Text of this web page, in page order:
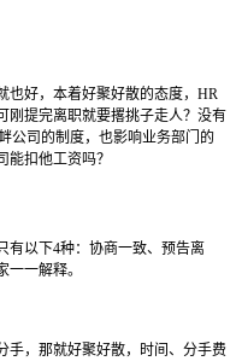
也好，本着好聚好散的态度，HR
刚提完离职就要撂挑子走人？没有
公司的制度，也影响业务部门的
扣他工资吗？
有以下4种：协商一致、预告离
一解释。
手，那就好聚好散，时间、分手费